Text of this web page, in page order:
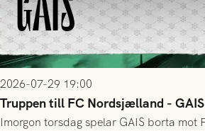
2026-07-29 19:00
Truppen till FC Nordsjælland -
Imorgon torsdag spelar GAIS borta